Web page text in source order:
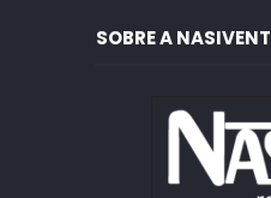
SOBRE A NASIVENT